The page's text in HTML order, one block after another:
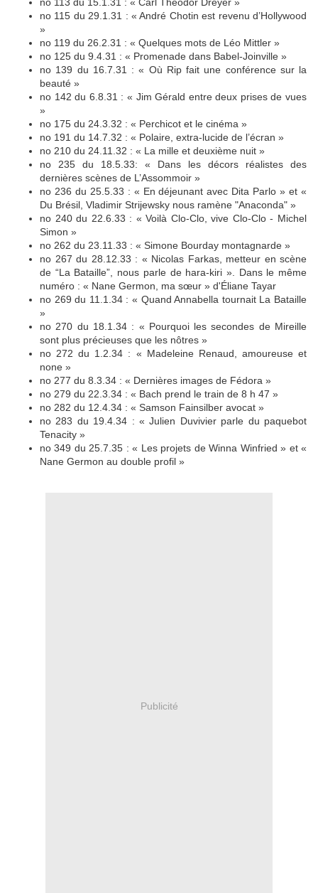
no 115 du 29.1.31 : « André Chotin est revenu d’Hollywood
»
no 119 du 26.2.31 : « Quelques mots de Léo Mittler »
no 125 du 9.4.31 : « Promenade dans Babel-Joinville »
no 139 du 16.7.31 : « Où Rip fait une conférence sur la
beauté »
no 142 du 6.8.31 : « Jim Gérald entre deux prises de vues
»
no 175 du 24.3.32 : « Perchicot et le cinéma »
no 191 du 14.7.32 : « Polaire, extra-lucide de l’écran »
no 210 du 24.11.32 : « La mille et deuxième nuit »
no 235 du 18.5.33: « Dans les décors réalistes des
dernières scènes de L’Assommoir »
no 236 du 25.5.33 : « En déjeunant avec Dita Parlo » et «
Du Brésil, Vladimir Strijewsky nous ramène "Anaconda" »
no 240 du 22.6.33 : « Voilà Clo-Clo, vive Clo-Clo - Michel
Simon »
no 262 du 23.11.33 : « Simone Bourday montagnarde »
no 267 du 28.12.33 : « Nicolas Farkas, metteur en scène
de “La Bataille”, nous parle de hara-kiri ». Dans le même
numéro : « Nane Germon, ma sœur » d'Éliane Tayar
no 269 du 11.1.34 : « Quand Annabella tournait La Bataille
»
no 270 du 18.1.34 : « Pourquoi les secondes de Mireille
sont plus précieuses que les nôtres »
no 272 du 1.2.34 : « Madeleine Renaud, amoureuse et
none »
no 277 du 8.3.34 : « Dernières images de Fédora »
no 279 du 22.3.34 : « Bach prend le train de 8 h 47 »
no 282 du 12.4.34 : « Samson Fainsilber avocat »
no 283 du 19.4.34 : « Julien Duvivier parle du paquebot
Tenacity »
no 349 du 25.7.35 : « Les projets de Winna Winfried » et «
Nane Germon au double profil »
Publicité